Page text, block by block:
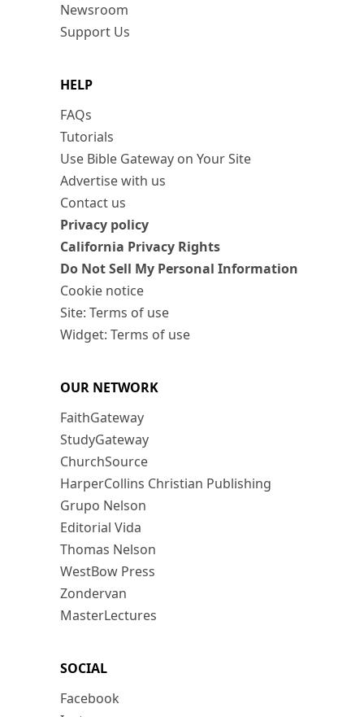
Newsroom
Support Us
HELP
FAQs
Tutorials
Use Bible Gateway on Your Site
Advertise with us
Contact us
Privacy policy
California Privacy Rights
Do Not Sell My Personal Information
Cookie notice
Site: Terms of use
Widget: Terms of use
OUR NETWORK
FaithGateway
StudyGateway
ChurchSource
HarperCollins Christian Publishing
Grupo Nelson
Editorial Vida
Thomas Nelson
WestBow Press
Zondervan
MasterLectures
SOCIAL
Facebook